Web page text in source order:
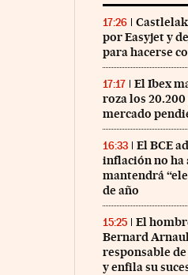
17:26
por Easyjet y
para hacerse
17:17
El Ibex
roza los
mercado
16:33
El BCE
inflación no ha
mantendrá
de año
15:25
El
Bernard
responsable
y enfila su